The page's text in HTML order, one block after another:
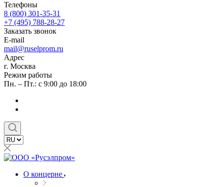
Телефоны
8 (800) 301-35-31
+7 (495) 788-28-27
Заказать звонок
E-mail
mail@ruselprom.ru
Адрес
г. Москва
Режим работы
Пн. – Пт.: с 9:00 до 18:00
О концерне